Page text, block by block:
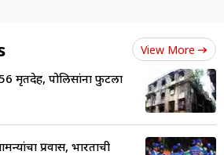
View More
मृतदेह, पोलिसांना फुटला
प्रवास, भारताची